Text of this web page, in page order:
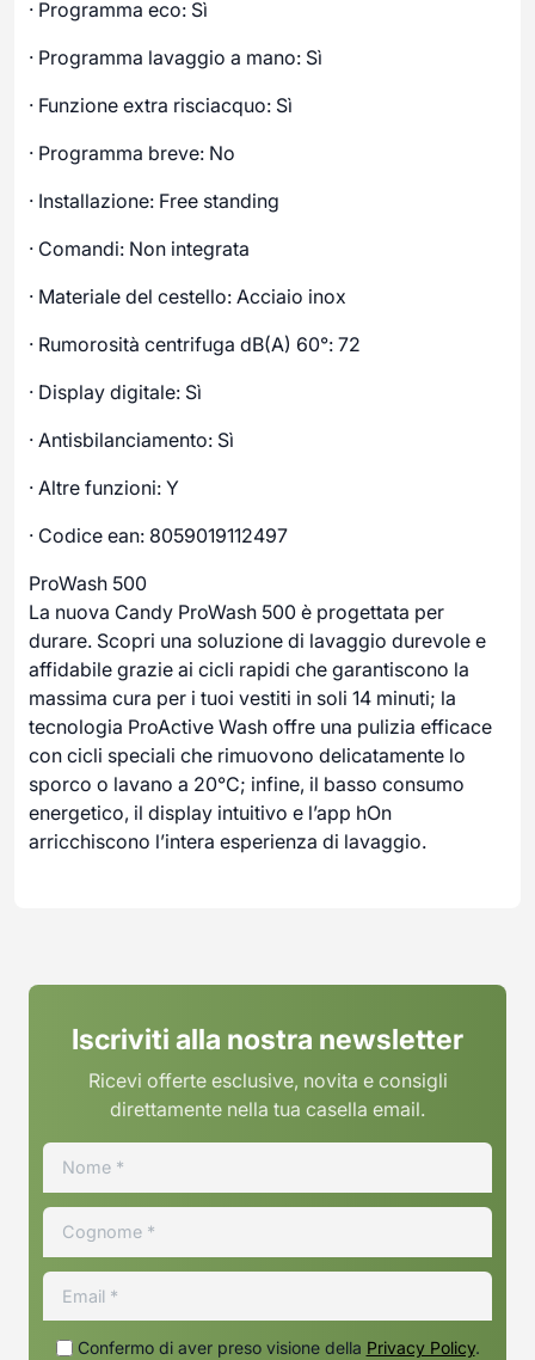
· Programma eco: Sì
· Programma lavaggio a mano: Sì
· Funzione extra risciacquo: Sì
· Programma breve: No
· Installazione: Free standing
· Comandi: Non integrata
· Materiale del cestello: Acciaio inox
· Rumorosità centrifuga dB(A) 60°: 72
· Display digitale: Sì
· Antisbilanciamento: Sì
· Altre funzioni: Y
· Codice ean: 8059019112497
ProWash 500
La nuova Candy ProWash 500 è progettata per
durare. Scopri una soluzione di lavaggio durevole e
affidabile grazie ai cicli rapidi che garantiscono la
massima cura per i tuoi vestiti in soli 14 minuti; la
tecnologia ProActive Wash offre una pulizia efficace
con cicli speciali che rimuovono delicatamente lo
sporco o lavano a 20°C; infine, il basso consumo
energetico, il display intuitivo e l’app hOn
arricchiscono l’intera esperienza di lavaggio.
Iscriviti alla nostra newsletter
Ricevi offerte esclusive, novita e consigli
direttamente nella tua casella email.
Confermo di aver preso visione della Privacy Policy.